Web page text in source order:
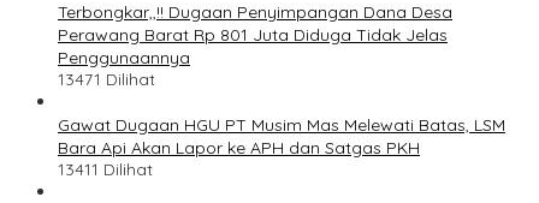
Terbongkar,,!! Dugaan Penyimpangan Dana Desa
Perawang Barat Rp 801 Juta Diduga Tidak Jelas
Penggunaannya
13471 Dilihat
Gawat Dugaan HGU PT Musim Mas Melewati Batas, LSM
Bara Api Akan Lapor ke APH dan Satgas PKH
13411 Dilihat